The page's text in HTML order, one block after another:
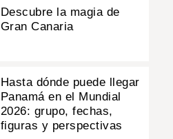
Descubre la magia de
Gran Canaria
Hasta dónde puede llegar
Panamá en el Mundial
2026: grupo, fechas,
figuras y perspectivas